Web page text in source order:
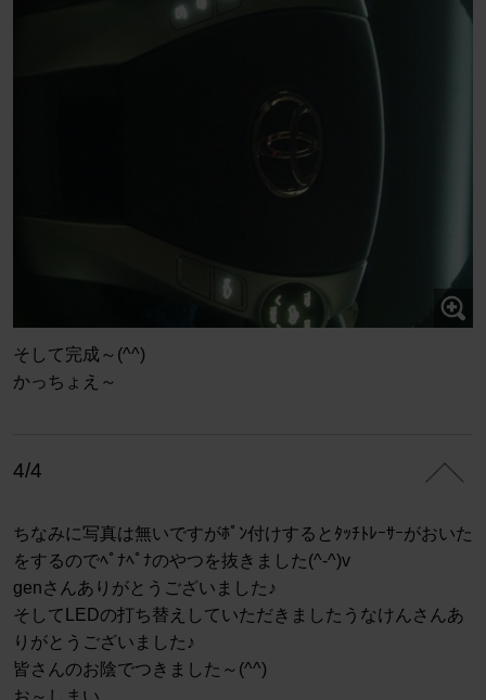
そして完成～(^^)
かっちょえ～
4/4
ちなみに写真は無いですがﾎﾟﾝ付けするとﾀｯﾁﾄﾚｰｻｰがおいた
をするのでﾍﾟﾅﾍﾟﾅのやつを抜きました(^-^)v
genさんありがとうございました♪
そしてLEDの打ち替えしていただきましたうなけんさんあ
りがとうございました♪
皆さんのお陰でつきました～(^^)